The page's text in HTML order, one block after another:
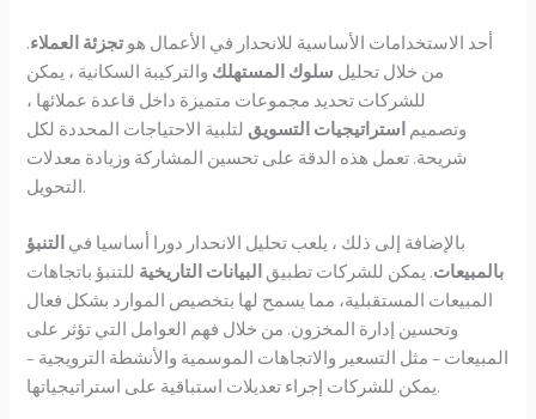
أحد الاستخدامات الأساسية للانحدار في الأعمال هوتجزئة العملاء.
من خلال تحليل سلوك المستهلك والتركيبة السكانية ، يمكن
للشركات تحديد مجموعات متميزة داخل قاعدة عملائها ،
وتصميم استراتيجيات التسويق لتلبية الاحتياجات المحددة لكل
شريحة. تعمل هذه الدقة على تحسين المشاركة وزيادة معدلات
التحويل.
بالإضافة إلى ذلك ، يلعب تحليل الانحدار دورا أساسيا في التنبؤ
بالمبيعات. يمكن للشركات تطبيق البيانات التاريخية للتنبؤ باتجاهات
المبيعات المستقبلية، مما يسمح لها بتخصيص الموارد بشكل فعال
وتحسين إدارة المخزون. من خلال فهم العوامل التي تؤثر على
المبيعات – مثل التسعير والاتجاهات الموسمية والأنشطة الترويجية –
يمكن للشركات إجراء تعديلات استباقية على استراتيجياتها.